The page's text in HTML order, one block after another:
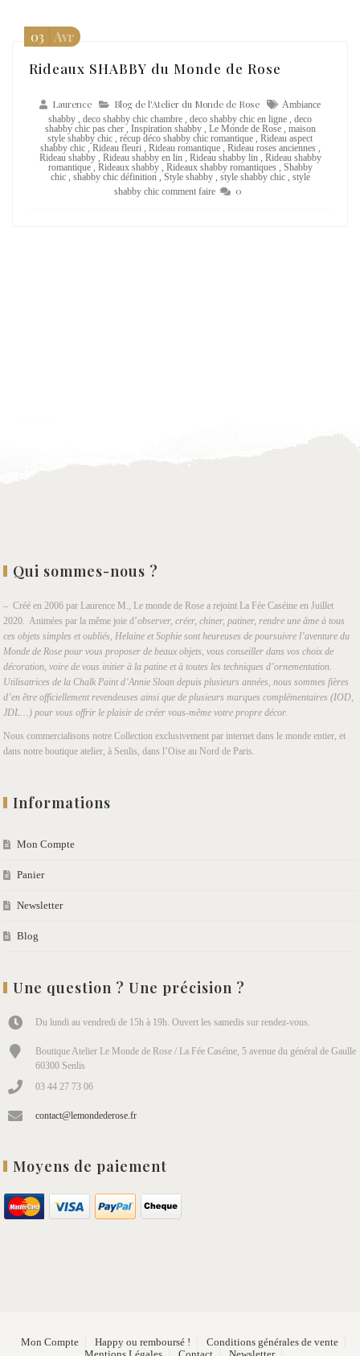
Rideaux SHABBY du Monde de Rose
Laurence Blog de l'Atelier du Monde de Rose
Ambiance
shabby
deco shabby chic chambre deco shabby chic en ligne
deco
shabby chic pas cher
Inspiration shabby Le Monde de Rose
maison
style shabby chic
récup déco shabby chic romantique
Rideau aspect
shabby chic
Rideau fleuri Rideau romantique Rideau roses anciennes
Rideau shabby
Rideau shabby en lin Rideau shabby lin
Rideau shabby
romantique
Rideaux shabby Rideaux shabby romantiques
Shabby
chic
shabby chic définition Style shabby style shabby chic
style
shabby chic comment faire
0
03 Avr
Qui sommes-nous ?
– Créé en 2006 par Laurence M., Le monde de Rose a rejoint La Fée Caséine en Juillet
2020. Animées par la même joie d’observer, créer, chiner, patiner, rendre une âme à tous
ces objets simples et oubliés, Helaine et Sophie sont heureuses de poursuivre l’aventure du
Monde de Rose pour vous proposer de beaux objets, vous conseiller dans vos choix de
décoration, voire de vous initier à la patine et à toutes les techniques d’ornementation.
Utilisatrices de la Chalk Paint d’Annie Sloan depuis plusieurs années, nous sommes fières
d’en être officiellement revendeuses ainsi que de plusieurs marques complémentaires (IOD,
JDL…) pour vous offrir le plaisir de créer vous-même votre propre décor.
Nous commercialisons notre Collection exclusivement par internet dans le monde entier, et
dans notre boutique atelier, à Senlis, dans l’Oise au Nord de Paris.
Informations
Mon Compte
Panier
Newsletter
Blog
Une question ? Une précision ?
Du lundi au vendredi de 15h à 19h. Ouvert les samedis sur rendez-vous.
Boutique Atelier Le Monde de Rose / La Fée Caséine, 5 avenue du général de Gaulle
60300 Senlis
03 44 27 73 06
contact@lemondederose.fr
Moyens de paiement
Mon Compte Happy ou remboursé !
Conditions générales de vente